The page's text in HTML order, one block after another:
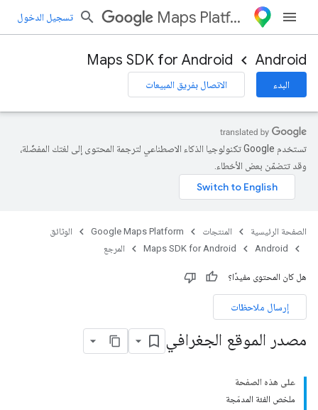
Maps Platform تسجيل الدخول
Android
Maps SDK for Android
البدء الاتصال بفريق المبيعات
تستخدم Google تكنولوجيا الذكاء الاصطناعي لترجمة المحتوى إلى لغتك المفضّلة،
وقد تتضمّن بعض الأخطاء.
الصفحة الرئيسية المنتجات Google Maps Platform
الوثائق
Android
Maps SDK for Android المرجع
هل كان المحتوى مفيدًا؟
إرسال ملاحظات
مصدر الموقع الجغرافي
على هذه الصفحة
ملخص الفئة المدمَجة